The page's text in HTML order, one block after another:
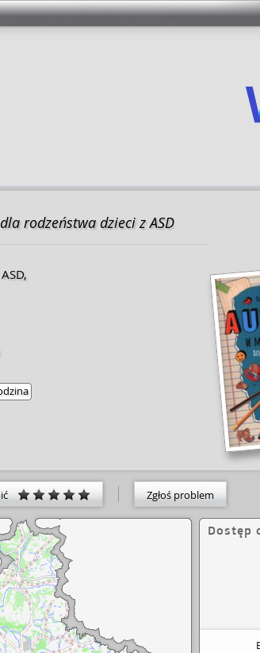
rodzeństwa dzieci z ASD
Zgłoś problem
Dostęp